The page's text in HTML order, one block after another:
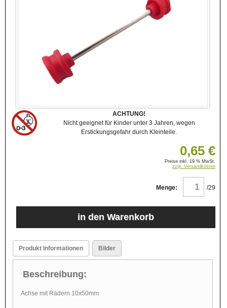
ACHTUNG!
Nicht geeignet für Kinder unter 3 Jahren, wegen
Erstickungsgefahr durch Kleinteile.
0,65 €
Preise inkl. 19 % MwSt.
zzgl. Versandkosten
Menge: /29
Produkt Informationen Bilder
Beschreibung:
Achse mit Rädern 10x50mm